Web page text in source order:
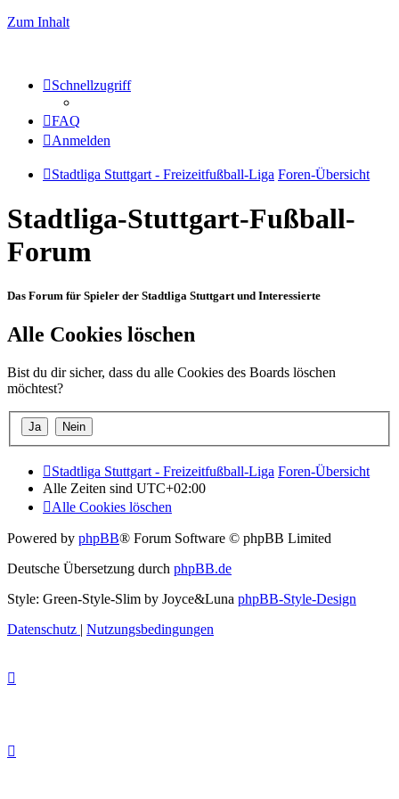
Zum Inhalt
Schnellzugriff
FAQ
Anmelden
Stadtliga Stuttgart - Freizeitfußball-Liga Foren-Übersicht
Stadtliga-Stuttgart-Fußball-
Forum
Das Forum für Spieler der Stadtliga Stuttgart und Interessierte
Alle Cookies löschen
Bist du dir sicher, dass du alle Cookies des Boards löschen
möchtest?
Stadtliga Stuttgart - Freizeitfußball-Liga Foren-Übersicht
Alle Zeiten sind UTC+02:00
Alle Cookies löschen
Powered by phpBB® Forum Software © phpBB Limited
Deutsche Übersetzung durch phpBB.de
Style: Green-Style-Slim by Joyce&Luna phpBB-Style-Design
Datenschutz | Nutzungsbedingungen